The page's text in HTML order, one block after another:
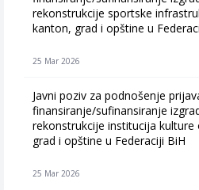
rekonstrukcije sportske
kanton, grad i opštine u
25 Mar 2026
Javni poziv za podnošenje
finansiranje/sufinansiranje
rekonstrukcije institucija kulture
grad i opštine u Federaciji BiH
25 Mar 2026